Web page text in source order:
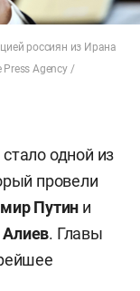
россиян из Ирана
Agency /
одной из
провели
Путин и
. Главы